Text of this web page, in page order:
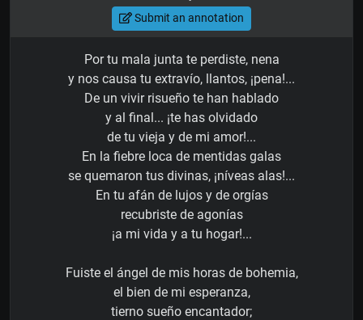
Submit an annotation
Por tu mala junta te perdiste, nena
y nos causa tu extravío, llantos, ¡pena!...
De un vivir risueño te han hablado
y al final... ¡te has olvidado
de tu vieja y de mi amor!...
En la fiebre loca de mentidas galas
se quemaron tus divinas, ¡níveas alas!...
En tu afán de lujos y de orgías
recubriste de agonías
¡a mi vida y a tu hogar!...
Fuiste el ángel de mis horas de bohemia,
el bien de mi esperanza,
tierno sueño encantador;